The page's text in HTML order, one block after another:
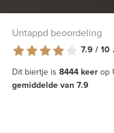
Untappd beoordeling
7.9 / 10
Dit biertje is 8444 keer op
gemiddelde van 7.9